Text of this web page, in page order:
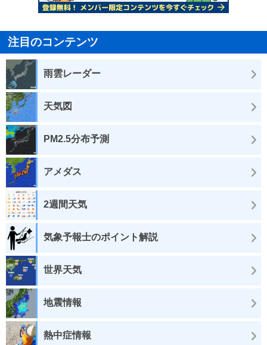
注目のコンテンツ
雨雲レーダー
天気図
PM2.5分布予測
アメダス
2週間天気
気象予報士のポイント解説
世界天気
地震情報
熱中症情報